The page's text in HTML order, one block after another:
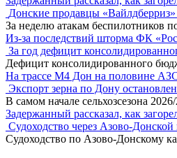
Донские продавцы «Вайлдберриз»
За неделю атакам беспилотников
Из-за последствий шторма ФК
За год дефицит
Дефицит консолидированного
На трассе М4 Дон на половине
Экспорт зерна по Дону остановлен
В самом начале сельхозсезона
Задержанный рассказал, как
Судоходство через Азово-
Судоходство по Азово-Донскому